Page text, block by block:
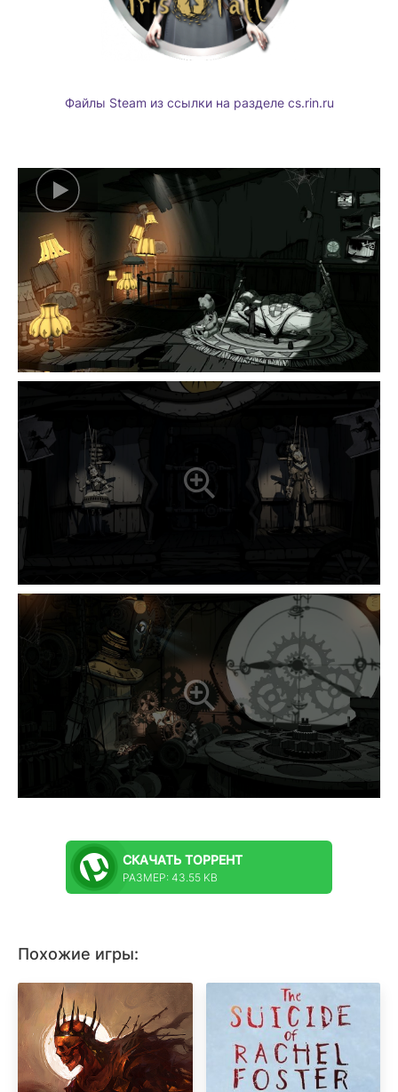
Файлы Steam из ссылки на разделе cs.rin.ru
СКАЧАТЬ ТОРРЕНТ
РАЗМЕР: 43.55 KB
Похожие игры: